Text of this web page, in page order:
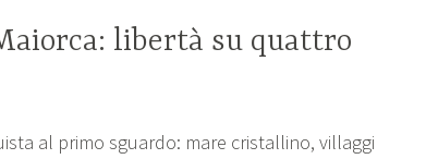
libertà su quattro
al primo sguardo: mare cristallino, villaggi